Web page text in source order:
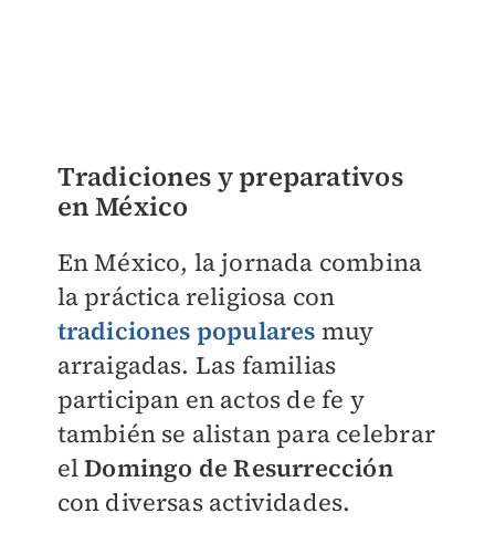
Tradiciones y preparativos
en México
En México, la jornada combina
la práctica religiosa con
tradiciones populares muy
arraigadas. Las familias
participan en actos de fe y
también se alistan para celebrar
elDomingo de Resurrección
con diversas actividades.